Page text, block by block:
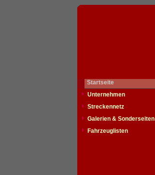
Startseite
Unternehmen
Streckennetz
Galerien & Sonderseiten
Fahrzeuglisten